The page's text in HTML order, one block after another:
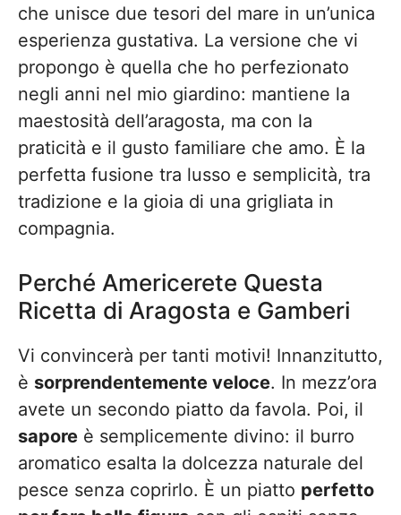
che unisce due tesori del mare in un’unica
esperienza gustativa. La versione che vi
propongo è quella che ho perfezionato
negli anni nel mio giardino: mantiene la
maestosità dell’aragosta, ma con la
praticità e il gusto familiare che amo. È la
perfetta fusione tra lusso e semplicità, tra
tradizione e la gioia di una grigliata in
compagnia.
Perché Americerete Questa
Ricetta di Aragosta e Gamberi
Vi convincerà per tanti motivi! Innanzitutto,
è sorprendentemente veloce. In mezz’ora
avete un secondo piatto da favola. Poi, il
sapore è semplicemente divino: il burro
aromatico esalta la dolcezza naturale del
pesce senza coprirlo. È un piatto perfetto